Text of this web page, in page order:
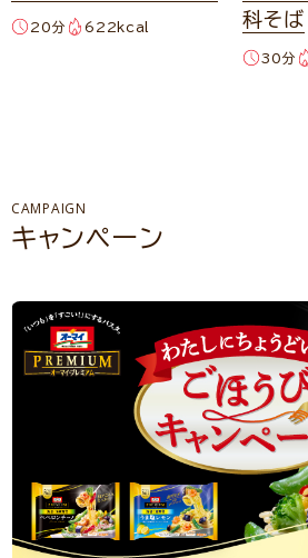
20分 622kcal
科そば
30分
CAMPAIGN
キャンペーン